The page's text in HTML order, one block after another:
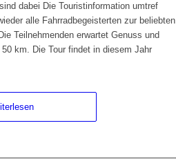
dabei Die Touristinformation umtref
alle Fahrradbegeisterten zur beliebten
Teilnehmenden erwartet Genuss und
km. Die Tour findet in diesem Jahr